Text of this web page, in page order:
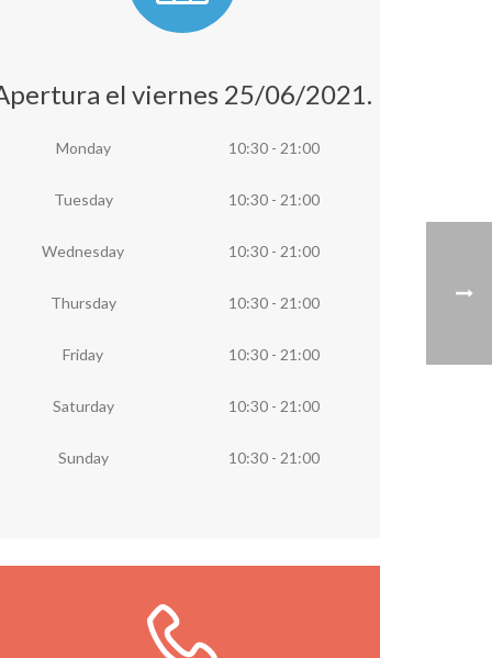
el viernes 25/06/2021.
Monday 10:30 - 21:00
Tuesday 10:30 - 21:00
Wednesday 10:30 - 21:00
Thursday 10:30 - 21:00
Friday 10:30 - 21:00
Saturday 10:30 - 21:00
Sunday 10:30 - 21:00
Llámanos ya